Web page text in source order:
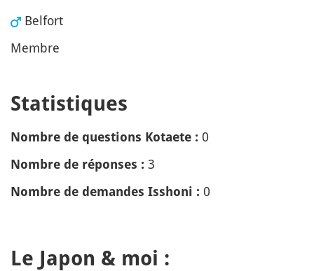
Belfort
Membre
Statistiques
Nombre de questions Kotaete : 0
Nombre de réponses : 3
Nombre de demandes Isshoni : 0
Le Japon & moi :